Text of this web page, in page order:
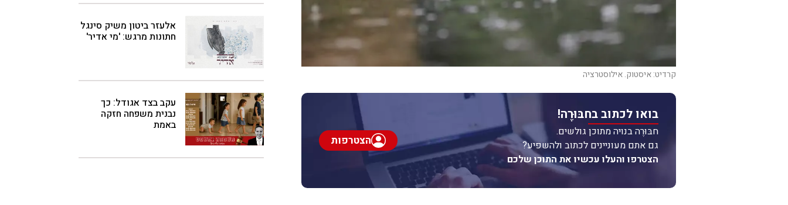
קרדיט: איסטוק. אילוסטרציה
בואו לכתוב בחבּוּרֶה!
חבּוּרֶה בנויה מתוכן גולשים.
גם אתם מעוניינים לכתוב ולהשפיע?
הצטרפו והעלו עכשיו את התוכן שלכם
הצטרפות
אלעזר ביטון משיק סינגל
חתונות מרגש: 'מי אדיר'
עקב בצד אגודל: כך
נבנית משפחה חזקה
באמת